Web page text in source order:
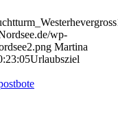
wp-
Martina
Urlaubsziel